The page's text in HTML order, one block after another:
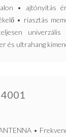
• ajtónyitás
• riasztás
és ultrahang
•